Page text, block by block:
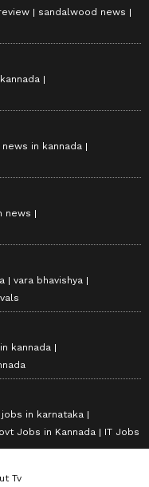
sandalwood news
in kannada
news
vara bhavishya
kannada
jobs in karnataka
Jobs in Kannada IT Jobs
Tv